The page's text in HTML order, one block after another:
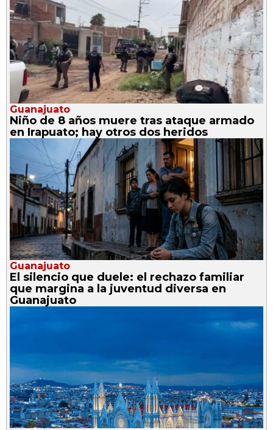
Guanajuato
Niño de 8 años muere tras ataque armado
en Irapuato; hay otros dos heridos
Guanajuato
El silencio que duele: el rechazo familiar
que margina a la juventud diversa en
Guanajuato